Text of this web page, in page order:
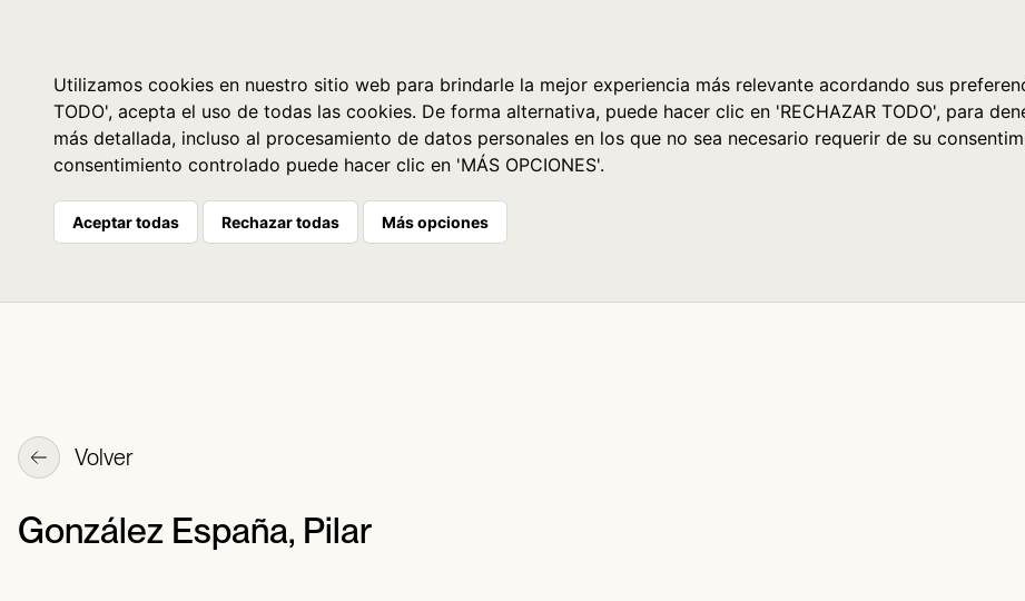
Utilizamos cookies en nuestro sitio web para brindarle la mejor experiencia más relevante acordando sus
TODO', acepta el uso de todas las cookies. De forma alternativa, puede hacer clic en 'RECHAZAR TODO', para
más detallada, incluso al procesamiento de datos personales en los que no sea necesario requerir de su
consentimiento controlado puede hacer clic en 'MÁS OPCIONES'.
Aceptar todas Rechazar todas Más opciones
Volver
González España, Pilar